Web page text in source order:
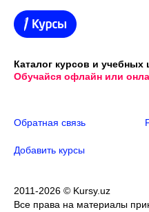
Каталог курсов и учебных
Обучайся офлайн или
Обратная связь
Добавить курсы
2011-2026 © Kursy.uz
Все права на материалы